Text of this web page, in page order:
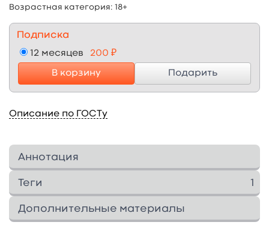
Возрастная категория: 18+
Подписка
12 месяцев 200 ₽
В корзину Подарить
Описание по ГОСТу
Аннотация
Учебное пособие посвящено применению
методов диагностической и лечебной
эндоскопии в хирургической клинике.
Подробно разбираются вопросы
Теги
осложнения 1
Дополнительные материалы